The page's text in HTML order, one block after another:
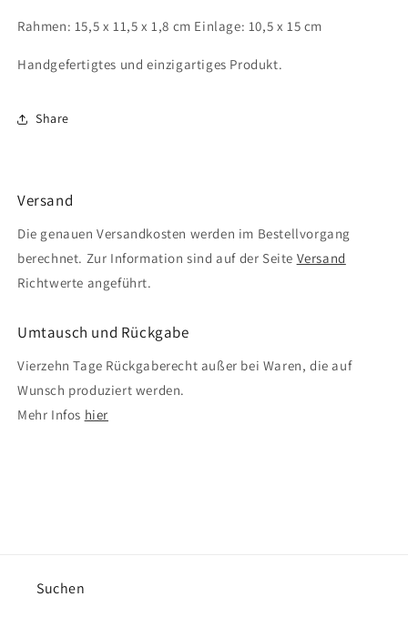
Rahmen: 15,5 x 11,5 x 1,8 cm Einlage: 10,5 x 15 cm
Handgefertigtes und einzigartiges Produkt.
Share
Versand
Die genauen Versandkosten werden im Bestellvorgang
berechnet. Zur Information sind auf der Seite Versand
Richtwerte angeführt.
Umtausch und Rückgabe
Vierzehn Tage Rückgaberecht außer bei Waren, die auf
Wunsch produziert werden.
Mehr Infos hier
Suchen